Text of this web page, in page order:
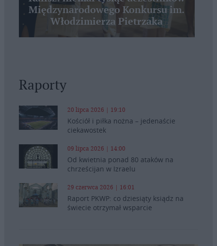
Międzynarodowego Konkursu im.
Włodzimierza Pietrzaka
Raporty
20 lipca 2026 | 19:10
Kościół i piłka nożna – jedenaście
ciekawostek
09 lipca 2026 | 14:00
Od kwietnia ponad 80 ataków na
chrześcijan w Izraelu
29 czerwca 2026 | 16:01
Raport PKWP: co dziesiąty ksiądz na
świecie otrzymał wsparcie